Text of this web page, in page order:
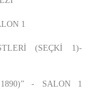
1
(SEÇKİ 1)-
- SALON 1